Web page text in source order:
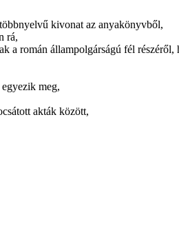
kivonat az anyakönyvből,
rá,
román állampolgárságú fél
meg,
akták között,